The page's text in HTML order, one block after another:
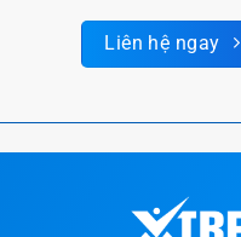
Liên hệ ngay